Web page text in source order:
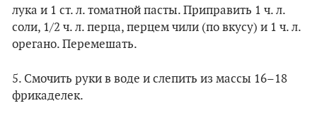
лука и 1 ст. л. томатной пасты. Приправить 1 ч. л.
соли, 1/2 ч. л. перца, перцем чили (по вкусу) и 1 ч. л.
орегано. Перемешать.
5. Смочить руки в воде и слепить из массы 16–18
фрикаделек.